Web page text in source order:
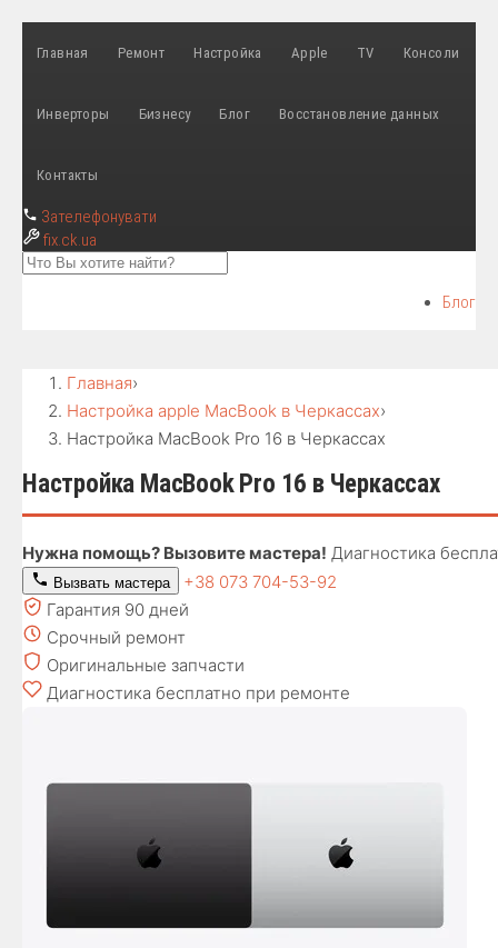
Главная Ремонт Настройка Apple TV Консоли
Инверторы Бизнесу Блог Восстановление данных
Контакты
Зателефонувати
fix.ck.ua
Блог
Главная›
Настройка apple MacBook в Черкассах›
Настройка MacBook Pro 16 в Черкассах
Настройка MacBook Pro 16 в Черкассах
Нужна помощь? Вызовите мастера! Диагностика
Вызвать мастера
+38 073 704-53-92
Гарантия 90 дней
Срочный ремонт
Оригинальные запчасти
Диагностика бесплатно при ремонте